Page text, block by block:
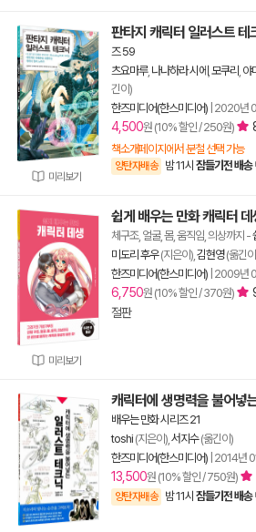
미리보기
판타지 캐릭터 일러스트 테
즈 59
츠요마루, 나나하라 시에 모쿠리 야
긴이)
한즈미디어(한스미디어) 2020년
4,500원 (10% 할인 / 250원)
책소개페이지에서 분철 선택 가능
양탄자배송 밤 11시 잠들기전 배송
미리보기
쉽게 배우는 만화 캐릭터 데
체구조, 얼굴, 몸, 움직임, 의상까지 -
미도리 후우(지은이), 김현영(옮긴
한즈미디어(한스미디어) 2009년
6,750원 (10% 할인 / 370원)
절판
캐릭터에 생명력을 불어넣
배우는 만화 시리즈 21
toshi (지은이), 서지수(옮긴이)
한즈미디어(한스미디어) 2014년
13,500원 (10% 할인 / 750원)
양탄자배송 밤 11시 잠들기전 배송